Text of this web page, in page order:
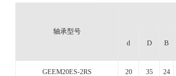
轴承型号
d
D B
GEEM20ES-2RS 20 35 24